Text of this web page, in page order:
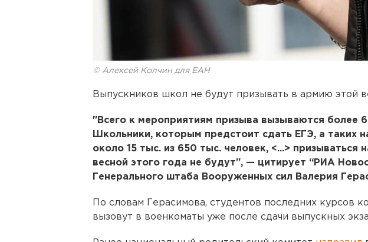
© Алексей Колчин для ЕАН
Выпускников школ не будут призывать в армию этой
"Всего к мероприятиям призыва вызываются более
Школьники, которым предстоит сдать ЕГЭ, а таких
около 15 тыс. из 650 тыс. человек, <...> призываться
весной этого года не будут", — цитирует “РИА
Генерального штаба Вооруженных сил Валерия
По словам Герасимова, студентов последних курсов
вызовут в военкоматы уже после сдачи выпускных